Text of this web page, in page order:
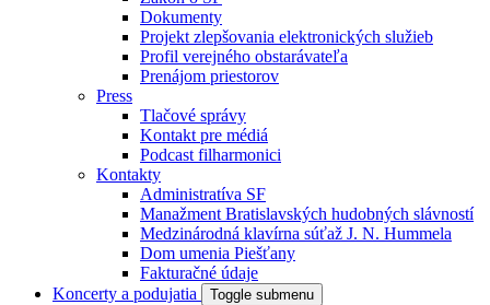
Dokumenty
Projekt zlepšovania elektronických služieb
Profil verejného obstarávateľa
Prenájom priestorov
Press
Tlačové správy
Kontakt pre médiá
Podcast filharmonici
Kontakty
Administratíva SF
Manažment Bratislavských hudobných slávností
Medzinárodná klavírna súťaž J. N. Hummela
Dom umenia Piešťany
Fakturačné údaje
Koncerty a podujatia
Toggle submenu